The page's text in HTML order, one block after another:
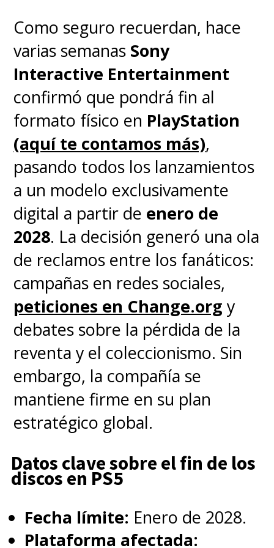
¿Cuándo termina el Cyber Day
2026 en Chile?El evento tiene
una duración limitada definida
por la Cámara de Comercio de
Santiago, entre el 1 y el 3 de
junio.
¿Cómo saber si una oferta de
consola es real? Utiliza
comparadores de precios como
Knasta para revisar el historial de
valores de los últimos meses.
Como seguro recuerdan, hace
varias semanas Sony
Interactive Entertainment
confirmó que pondrá fin al
formato físico en PlayStation
(aquí te contamos más),
pasando todos los lanzamientos
a un modelo exclusivamente
digital a partir de enero de
2028. La decisión generó una ola
de reclamos entre los fanáticos:
campañas en redes sociales,
peticiones en Change.org y
debates sobre la pérdida de la
reventa y el coleccionismo. Sin
embargo, la compañía se
mantiene firme en su plan
estratégico global.
Datos clave sobre el fin de los
discos en PS5
Fecha límite: Enero de 2028.
Plataforma afectada: